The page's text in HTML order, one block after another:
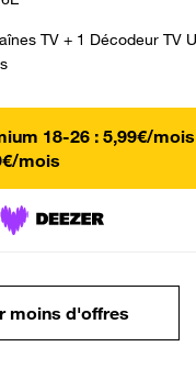
TV + 1 Décodeur TV
18-26 : 5,99€/
mois
moins d'offres